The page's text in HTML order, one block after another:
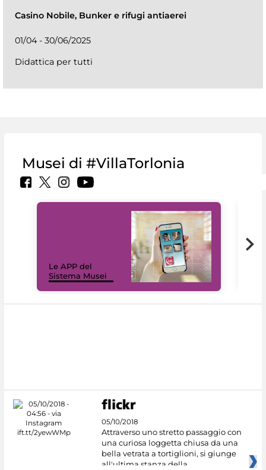
Casino Nobile, Bunker e rifugi antiaerei
01/04 - 30/06/2025
Didattica per tutti
Musei di #VillaTorlonia
Le APP del
Sistema Musei
05/10/2018
Attraverso uno stretto passaggio con
una curiosa loggetta chiusa da una
bella vetrata a tortiglioni, si giunge
all'ultima stanza della